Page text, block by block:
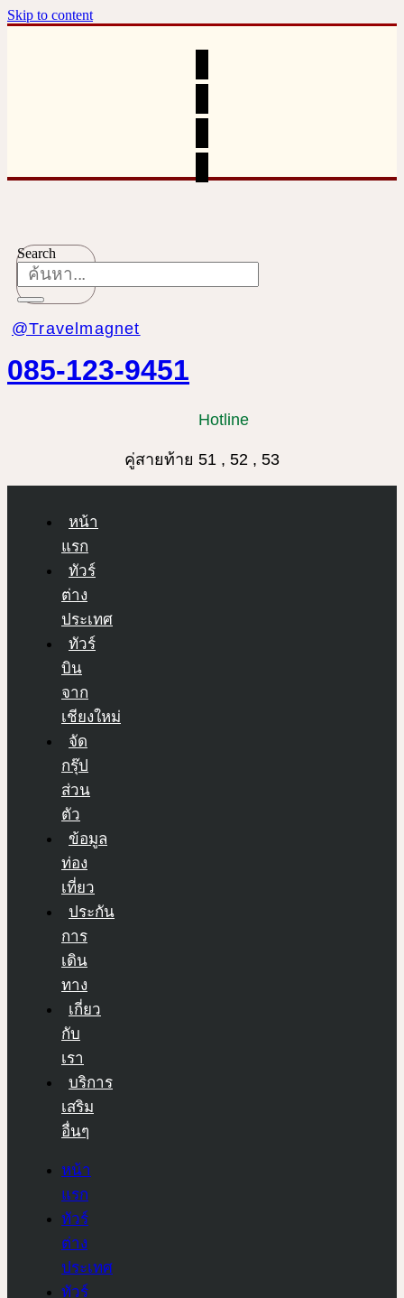
Skip to content
Search
@Travelmagnet
085-123-9451
Hotline
คู่สายท้าย 51 , 52 , 53
หน้า
แรก
ทัวร์
ต่าง
ประเทศ
ทัวร์
บิน
จาก
เชียงใหม่
จัด
กรุ๊ป
ส่วน
ตัว
ข้อมูล
ท่อง
เที่ยว
ประกัน
การ
เดิน
ทาง
เกี่ยว
กับ
เรา
บริการ
เสริม
อื่นๆ
หน้า
แรก
ทัวร์
ต่าง
ประเทศ
ทัวร์